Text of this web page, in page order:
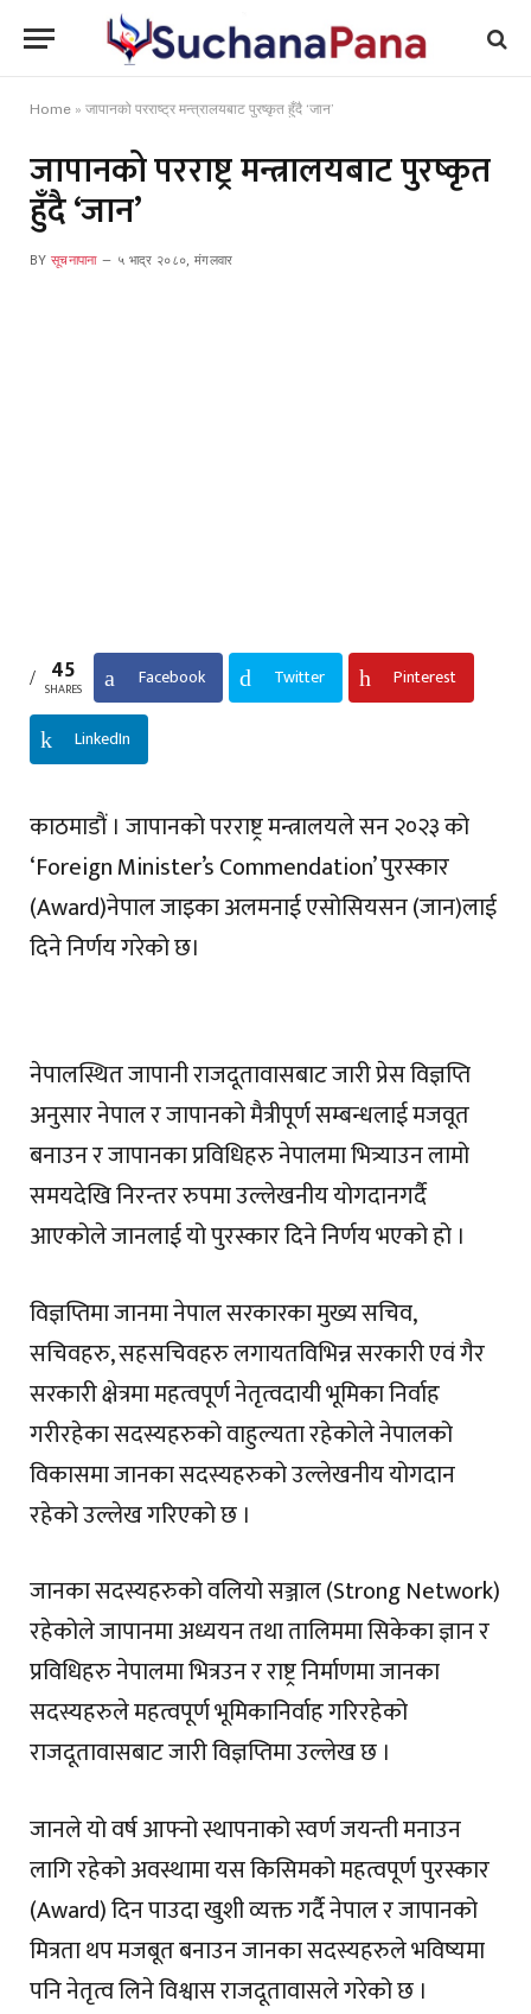
Home » जापानको परराष्ट्र मन्त्रालयबाट पुरष्कृत हुँदै ‘जान’
जापानको परराष्ट्र मन्त्रालयबाट पुरष्कृत
हुँदै ‘जान’
BY सूचनापाना ५ भाद्र २०८०, मंगलवार
45
SHARES Facebook Twitter Pinterest
LinkedIn
काठमाडौं । जापानको परराष्ट्र मन्त्रालयले सन २०२३ को
‘Foreign Minister’s Commendation’ पुरस्कार
(Award)नेपाल जाइका अलमनाई एसोसियसन (जान)लाई
दिने निर्णय गरेको छ।
नेपालस्थित जापानी राजदूतावासबाट जारी प्रेस विज्ञप्ति
अनुसार नेपाल र जापानको मैत्रीपूर्ण सम्बन्धलाई मजवूत
बनाउन र जापानका प्रविधिहरु नेपालमा भित्र्याउन लामो
समयदेखि निरन्तर रुपमा उल्लेखनीय योगदानगर्दै
आएकोले जानलाई यो पुरस्कार दिने निर्णय भएको हो ।
विज्ञप्तिमा जानमा नेपाल सरकारका मुख्य सचिव,
सचिवहरु, सहसचिवहरु लगायतविभिन्न सरकारी एवं गैर
सरकारी क्षेत्रमा महत्वपूर्ण नेतृत्वदायी भूमिका निर्वाह
गरीरहेका सदस्यहरुको वाहुल्यता रहेकोले नेपालको
विकासमा जानका सदस्यहरुको उल्लेखनीय योगदान
रहेको उल्लेख गरिएको छ ।
जानका सदस्यहरुको वलियो सञ्जाल (Strong Network)
रहेकोले जापानमा अध्ययन तथा तालिममा सिकेका ज्ञान र
प्रविधिहरु नेपालमा भित्रउन र राष्ट्र निर्माणमा जानका
सदस्यहरुले महत्वपूर्ण भूमिकानिर्वाह गरिरहेको
राजदूतावासबाट जारी विज्ञप्तिमा उल्लेख छ ।
जानले यो वर्ष आफ्नो स्थापनाको स्वर्ण जयन्ती मनाउन
लागि रहेको अवस्थामा यस किसिमको महत्वपूर्ण पुरस्कार
(Award) दिन पाउदा खुशी व्यक्त गर्दै नेपाल र जापानको
मित्रता थप मजबूत बनाउन जानका सदस्यहरुले भविष्यमा
पनि नेतृत्व लिने विश्वास राजदूतावासले गरेको छ ।